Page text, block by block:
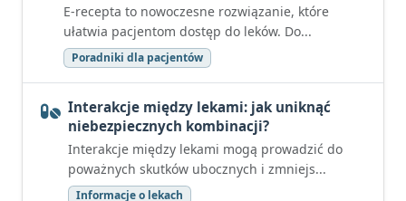
E-recepta to nowoczesne rozwiązanie, które
ułatwia pacjentom dostęp do leków. Do...
Poradniki dla pacjentów
Interakcje między lekami: jak uniknąć
niebezpiecznych kombinacji?
Interakcje między lekami mogą prowadzić do
poważnych skutków ubocznych i zmniejs...
Informacje o lekach